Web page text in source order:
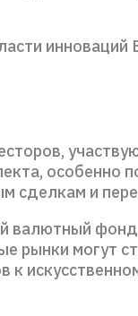
инноваций
особенно
сделкам и
валютный фонд
рынки могут
к